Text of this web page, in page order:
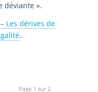
déviante ».
Les dérives de
.
Page 1 sur 2